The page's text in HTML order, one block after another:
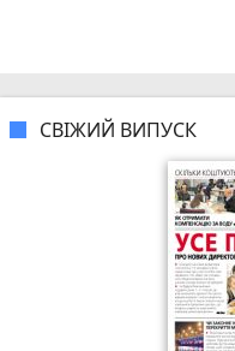
СВІЖИЙ ВИПУСК